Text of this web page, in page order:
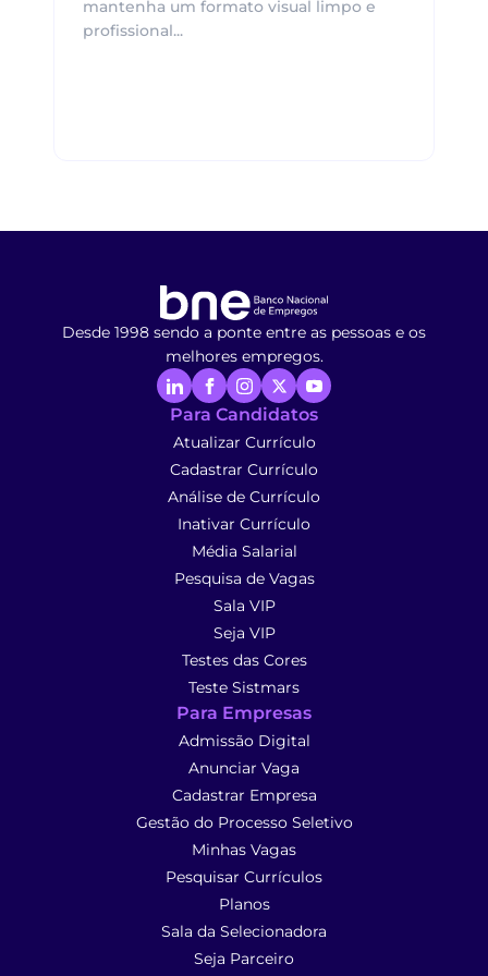
mantenha um formato visual limpo e
profissional...
Desde 1998 sendo a ponte entre as pessoas e os
melhores empregos.
Para Candidatos
Atualizar Currículo
Cadastrar Currículo
Análise de Currículo
Inativar Currículo
Média Salarial
Pesquisa de Vagas
Sala VIP
Seja VIP
Testes das Cores
Teste Sistmars
Para Empresas
Admissão Digital
Anunciar Vaga
Cadastrar Empresa
Gestão do Processo Seletivo
Minhas Vagas
Pesquisar Currículos
Planos
Sala da Selecionadora
Seja Parceiro